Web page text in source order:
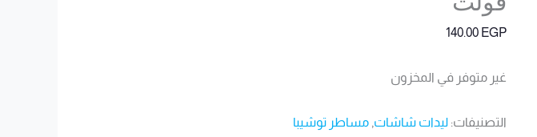
140.00 EGP
غير متوفر في المخزون
التصنيفات:ليدات شاشات,مساطر توشيبا